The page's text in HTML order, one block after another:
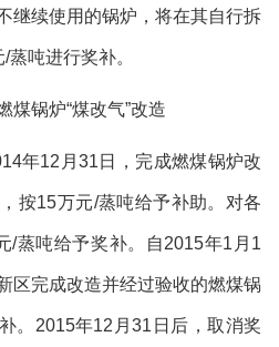
继续使用的锅炉，将在其自行拆
/蒸吨进行奖补。
煤锅炉“煤改气”改造
年12 月31 日，完成燃煤锅炉改
按15万元/蒸吨给予补助。对各
/蒸吨给予奖补。自2015年1 月 1
区完成改造并经过验收的燃煤锅
。 2015年12 月31 日后，取消奖